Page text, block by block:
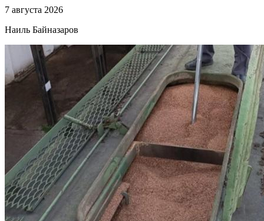
7 августа 2026
Наиль Байназаров